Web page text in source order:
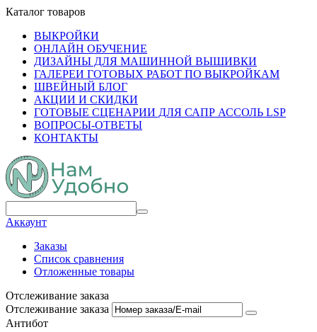
Каталог товаров
ВЫКРОЙКИ
ОНЛАЙН ОБУЧЕНИЕ
ДИЗАЙНЫ ДЛЯ МАШИННОЙ ВЫШИВКИ
ГАЛЕРЕИ ГОТОВЫХ РАБОТ ПО ВЫКРОЙКАМ
ШВЕЙНЫЙ БЛОГ
АКЦИИ И СКИДКИ
ГОТОВЫЕ СЦЕНАРИИ ДЛЯ САПР АССОЛЬ LSP
ВОПРОСЫ-ОТВЕТЫ
КОНТАКТЫ
Аккаунт
Заказы
Список сравнения
Отложенные товары
Отслеживание заказа
Отслеживание заказа
Антибот